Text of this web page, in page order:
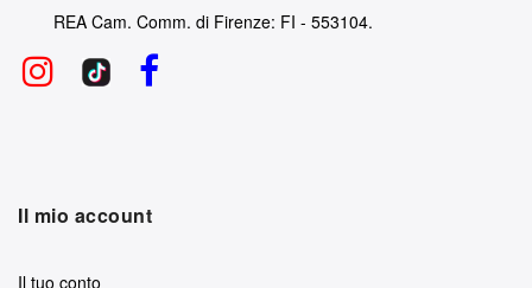
REA Cam. Comm. di Firenze: FI - 553104.
Il mio account
Il tuo conto